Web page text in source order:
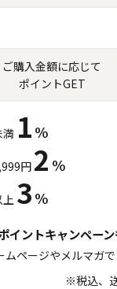
円 ～
ご購入金額に応じて
ポイントGET
満 1 %
円 2 %
上 3 %
イントキャンペーン
ムページやメルマガで
※税込、